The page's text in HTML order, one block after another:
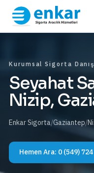
Kurumsal Sigorta
Seyahat
Nizip,
Enkar Sigorta/Gaziantep/
Hemen Ara: 0 (549)